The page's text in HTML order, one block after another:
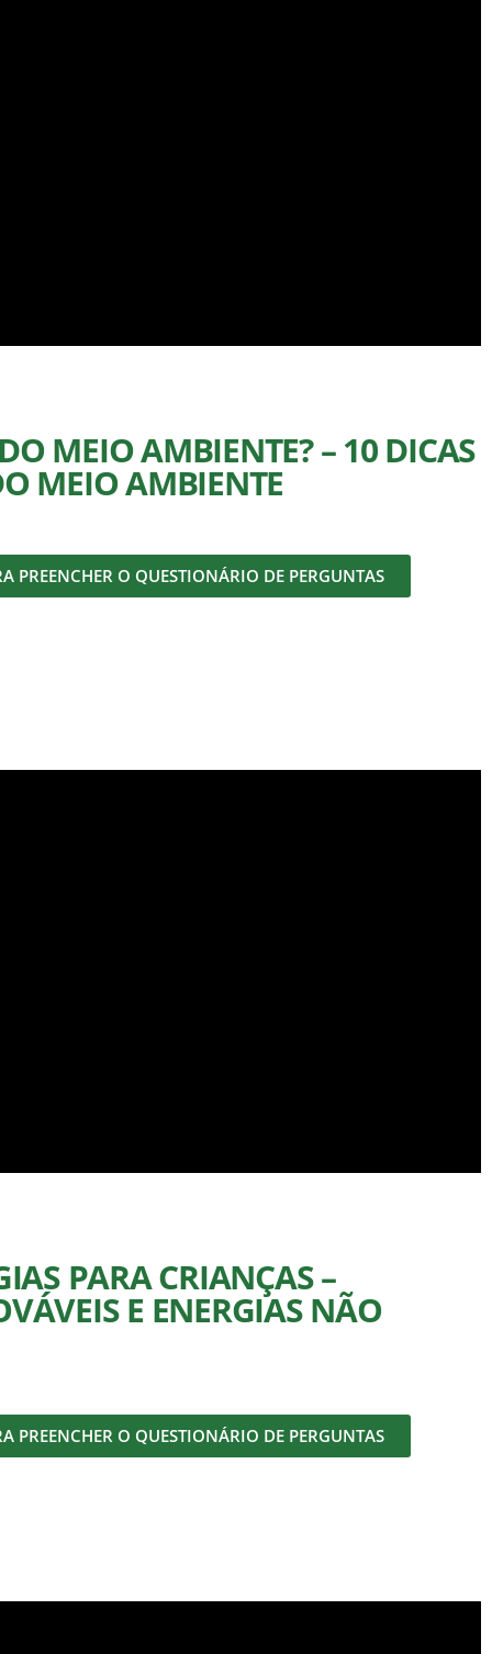
MEIO AMBIENTE? – 10 DICAS
MEIO AMBIENTE
PREENCHER O QUESTIONÁRIO DE PERGUNTAS
PARA CRIANÇAS –
E ENERGIAS NÃO
PREENCHER O QUESTIONÁRIO DE PERGUNTAS